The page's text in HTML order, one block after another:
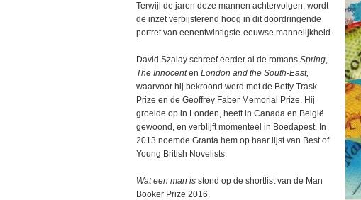
Terwijl de jaren deze mannen achtervolgen, wordt
de inzet verbijsterend hoog in dit doordringende
portret van eenentwintigste-eeuwse mannelijkheid.
David Szalay schreef eerder al de romans Spring,
The Innocenten London and the South-East,
waarvoor hij bekroond werd met de Betty Trask
Prize en de Geoffrey Faber Memorial Prize. Hij
groeide op in Londen, heeft in Canada en België
gewoond, en verblijft momenteel in Boedapest. In
2013 noemde Granta hem op haar lijst van Best of
Young British Novelists.
Wat een man is stond op de shortlist van de Man
Booker Prize 2016.